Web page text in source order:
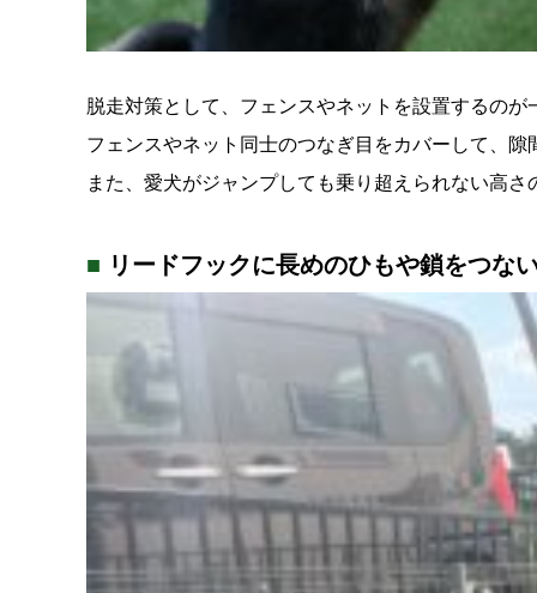
脱走対策として、フェンスやネットを設置するのが
フェンスやネット同士のつなぎ目をカバーして、
また、愛犬がジャンプしても乗り超えられない高
リードフックに長めのひもや鎖をつな